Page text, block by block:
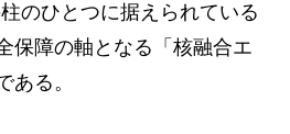
のひとつに据えられている
保障の軸となる「核融合エ
ある。